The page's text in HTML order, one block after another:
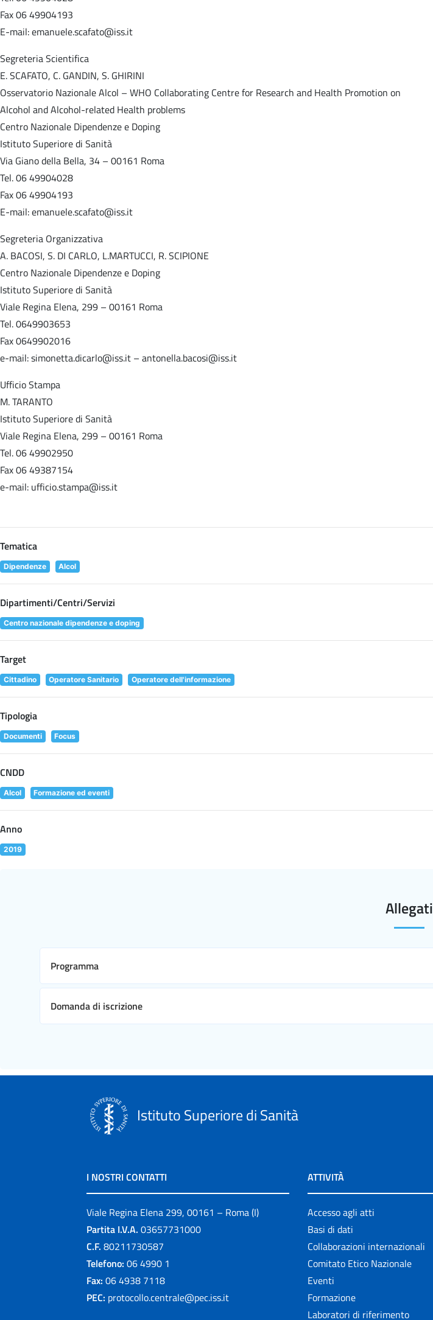
Fax 06 49904193
E-mail: emanuele.scafato@iss.it
Segreteria Scientifica
E. SCAFATO, C. GANDIN, S. GHIRINI
Osservatorio Nazionale Alcol – WHO Collaborating Centre for Research and Health Promotion on
Alcohol and Alcohol-related Health problems
Centro Nazionale Dipendenze e Doping
Istituto Superiore di Sanità
Via Giano della Bella, 34 – 00161 Roma
Tel. 06 49904028
Fax 06 49904193
E-mail: emanuele.scafato@iss.it
Segreteria Organizzativa
A. BACOSI, S. DI CARLO, L.MARTUCCI, R. SCIPIONE
Centro Nazionale Dipendenze e Doping
Istituto Superiore di Sanità
Viale Regina Elena, 299 – 00161 Roma
Tel. 0649903653
Fax 0649902016
e-mail: simonetta.dicarlo@iss.it – antonella.bacosi@iss.it
Ufficio Stampa
M. TARANTO
Istituto Superiore di Sanità
Viale Regina Elena, 299 – 00161 Roma
Tel. 06 49902950
Fax 06 49387154
e-mail: ufficio.stampa@iss.it
Tematica
Dipendenze Alcol
Dipartimenti/Centri/Servizi
Centro nazionale dipendenze e doping
Target
Cittadino Operatore Sanitario Operatore dell'informazione
Tipologia
Documenti Focus
CNDD
Alcol Formazione ed eventi
Anno
2019
Allegati
Programma
Domanda di iscrizione
Istituto Superiore di Sanità
I NOSTRI CONTATTI
Viale Regina Elena 299, 00161 – Roma (I)
Partita I.V.A. 03657731000
C.F. 80211730587
Telefono: 06 4990 1
Fax: 06 4938 7118
PEC: protocollo.centrale@pec.iss.it
ATTIVITÀ
Accesso agli atti
Basi di dati
Collaborazioni internazionali
Comitato Etico Nazionale
Eventi
Formazione
Laboratori di riferimento